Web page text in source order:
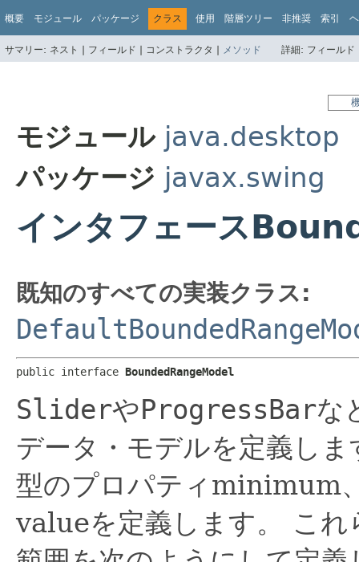
概要 モジュール パッケージ クラス 使用 階層ツリー 非推奨 索引
サマリー: ネスト | フィールド | コンストラクタ | メソッド 詳細: フィール
モジュール java.desktop
パッケージ javax.swing
インタフェース
既知のすべての実装クラス:
public interface BoundedRangeModel
SliderやProgressBarな
データ・モデルを定義しま
型のプロパティminimum
valueを定義します。
これ